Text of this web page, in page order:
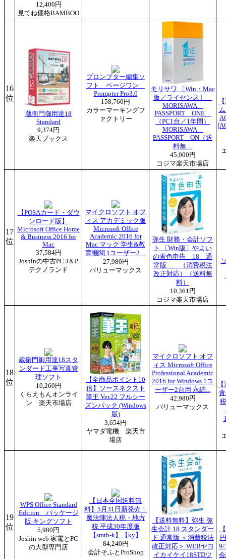
12,400円
見てね価格BAMBOO
16
位
蔵衛門御用達18
Standard
9,374円
楽天ブックス
プロンプター編集ソ
フト ページワン
Prompter Pro3.0
158,760円
カラーマーキングフ
ァクトリー
モリサワ 〔Win・Mac
版／ライセンス〕
MORISAWA
PASSPORT ONE
（PC1台／1年間）
MORISAWA
PASSPORT ON（送
料無…
45,000円
コジマ楽天市場店
17
位
【POSAカード・ダウ
ンロード版】
Microsoft Office Home
& Business 2016 for
Mac
37,584円
Joshinの中古PC J＆P
テクノランド
マイクロソフト オフ
ィス アカデミック版
Microsoft Office
Academic 2016 for
Mac マック 学生&教
育機関 1ユーザー2…
27,980円
バリューマックス
弥生 財務・会計ソフ
ト 〔Win版〕やよい
の青色申告 18 通
常版 （消費税法
改正対応）（送料無
料）
10,361円
コジマ楽天市場店
18
位
蔵衛門御用達18スタ
ンダード工事写真管
理ソフト
10,260円
くらえもんオンライ
ン 楽天市場店
【全商品ポイント10
倍】ソースネクスト
筆王 Ver.22 フルシー
ズンパック (Windows
版)
3,654円
ヤマダ電機 楽天市
場店
マイクロソフト オフ
ィス Microsoft Office
Professional Academic
2016 for Windows 1ユ
ーザー2台用 永続...
42,980円
バリューマックス
19
位
WPS Office Standard
Edition パッケージ
版 キングソフト
5,980円
Joshin web 家電とPC
の大型専門店
【日本全国送料無
料】5月31日新発売！
魔法陣法人税・地方
税 平成30年度版
【smtb-k】【ky】
84,240円
会計そふとProShop
【送料無料】弥生 弥
生会計 18 スタンダー
ド 通常版 ＜消費税法
改正対応＞ WEBヤヨ
イカイケイ18STDツ
9/